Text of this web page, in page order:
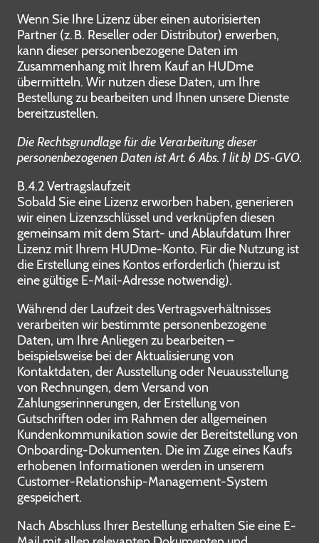
Wenn Sie Ihre Lizenz über einen autorisierten
Partner (z. B. Reseller oder Distributor) erwerben,
kann dieser personenbezogene Daten im
Zusammenhang mit Ihrem Kauf an HUDme
übermitteln. Wir nutzen diese Daten, um Ihre
Bestellung zu bearbeiten und Ihnen unsere Dienste
bereitzustellen.
Die Rechtsgrundlage für die Verarbeitung dieser
personenbezogenen Daten ist Art. 6 Abs. 1 lit b) DS-GVO.
B.4.2 Vertragslaufzeit
Sobald Sie eine Lizenz erworben haben, generieren
wir einen Lizenzschlüssel und verknüpfen diesen
gemeinsam mit dem Start- und Ablaufdatum Ihrer
Lizenz mit Ihrem HUDme-Konto. Für die Nutzung ist
die Erstellung eines Kontos erforderlich (hierzu ist
eine gültige E-Mail-Adresse notwendig).
Während der Laufzeit des Vertragsverhältnisses
verarbeiten wir bestimmte personenbezogene
Daten, um Ihre Anliegen zu bearbeiten –
beispielsweise bei der Aktualisierung von
Kontaktdaten, der Ausstellung oder Neuausstellung
von Rechnungen, dem Versand von
Zahlungserinnerungen, der Erstellung von
Gutschriften oder im Rahmen der allgemeinen
Kundenkommunikation sowie der Bereitstellung von
Onboarding-Dokumenten. Die im Zuge eines Kaufs
erhobenen Informationen werden in unserem
Customer-Relationship-Management-System
gespeichert.
Nach Abschluss Ihrer Bestellung erhalten Sie eine E-